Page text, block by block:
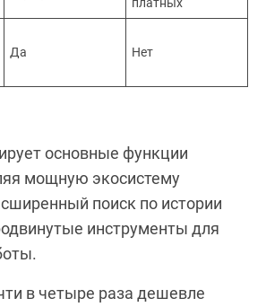
Да Нет
основные функции
мощную экосистему
поиск по истории
инструменты для
в четыре раза дешевле